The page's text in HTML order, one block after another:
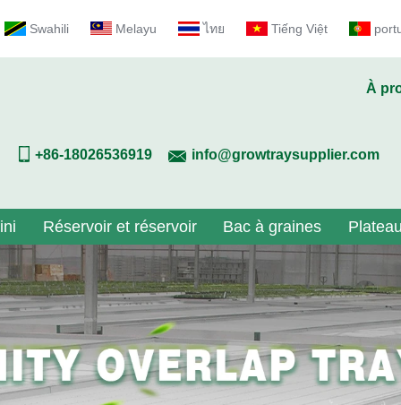
Swahili Melayu ไทย Tiếng Việt
À
+86-18026536919 info@growtraysupplier.com
Réservoir et réservoir Bac à graines